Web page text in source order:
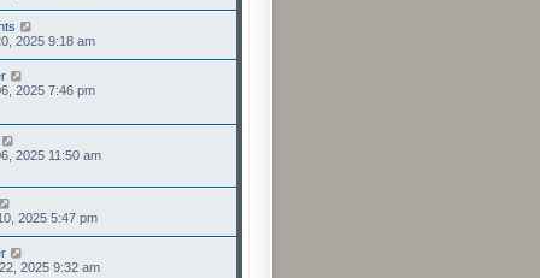
2025 9:18 am
2025 7:46 pm
2025 11:50 am
2025 5:47 pm
2025 9:32 am